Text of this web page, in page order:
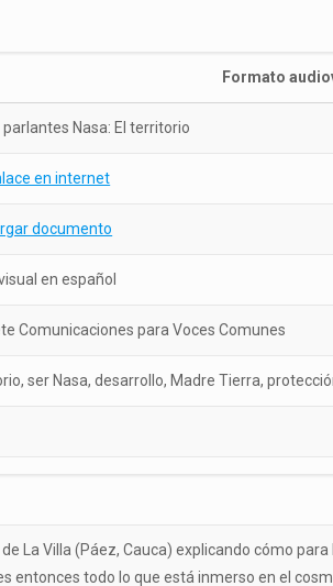
Formato
parlantes Nasa: El territorio
en internet
documento
en español
Comunicaciones para Voces Comunes
ser Nasa, desarrollo, Madre Tierra,
La Villa (Páez, Cauca) explicando cómo
entonces todo lo que está inmerso en el